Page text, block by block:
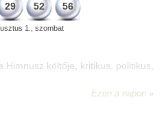
29 52 56
1., szombat
műfordító, a XVIII.
alakja.
Ezen a napon